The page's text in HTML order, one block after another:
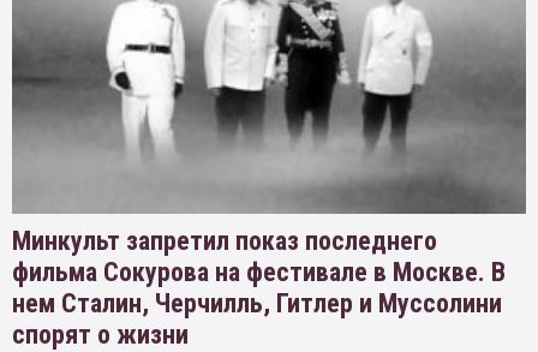
Минкульт запретил показ последнего
фильма Сокурова на фестивале в Москве. В
нем Сталин, Черчилль, Гитлер и Муссолини
спорят о жизни